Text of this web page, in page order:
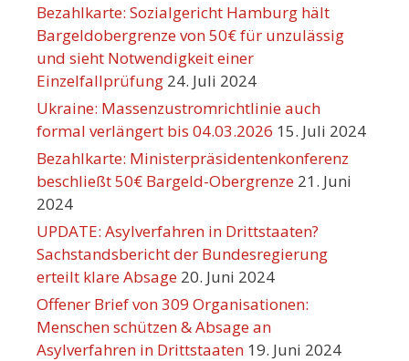
Bezahlkarte: Sozialgericht Hamburg hält
Bargeldobergrenze von 50€ für unzulässig
und sieht Notwendigkeit einer
Einzelfallprüfung 24. Juli 2024
Ukraine: Massenzustromrichtlinie auch
formal verlängert bis 04.03.2026 15. Juli 2024
Bezahlkarte: Ministerpräsidentenkonferenz
beschließt 50€ Bargeld-Obergrenze 21. Juni
2024
UPDATE: Asylverfahren in Drittstaaten?
Sachstandsbericht der Bundesregierung
erteilt klare Absage 20. Juni 2024
Offener Brief von 309 Organisationen:
Menschen schützen & Absage an
Asylverfahren in Drittstaaten 19. Juni 2024